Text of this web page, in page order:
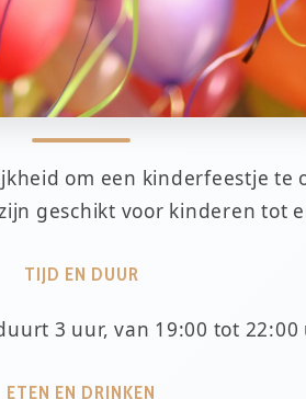
om een kinderfeestje te
geschikt voor kinderen tot
TIJD EN DUUR
3 uur, van 19:00 tot 22:00
ETEN EN DRINKEN